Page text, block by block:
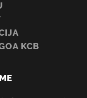
KCB